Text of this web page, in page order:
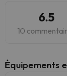
6.5
10
​Équipements